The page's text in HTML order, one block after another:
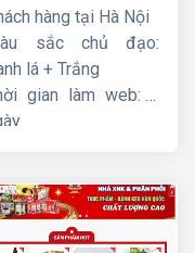
hàng tại Hà Nội
sắc chủ đạo:
lá + Trắng
gian làm web: 7